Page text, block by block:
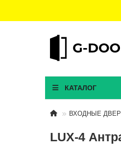
КАТАЛОГ
ВХОДНЫЕ
LUX-4